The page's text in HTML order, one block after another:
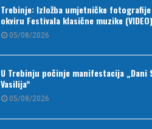
Trebinje: Izložba umjetničke
okviru Festivala klasične muzike (VIDEO)
05/08/2026
U Trebinju počinje manifestacija „Dani
Vasilija“
05/08/2026